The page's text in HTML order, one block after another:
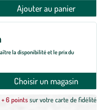
Ajouter au panier
la disponibilité et le prix du
Choisir un magasin
+ 6 pointssur votre carte de fidélité